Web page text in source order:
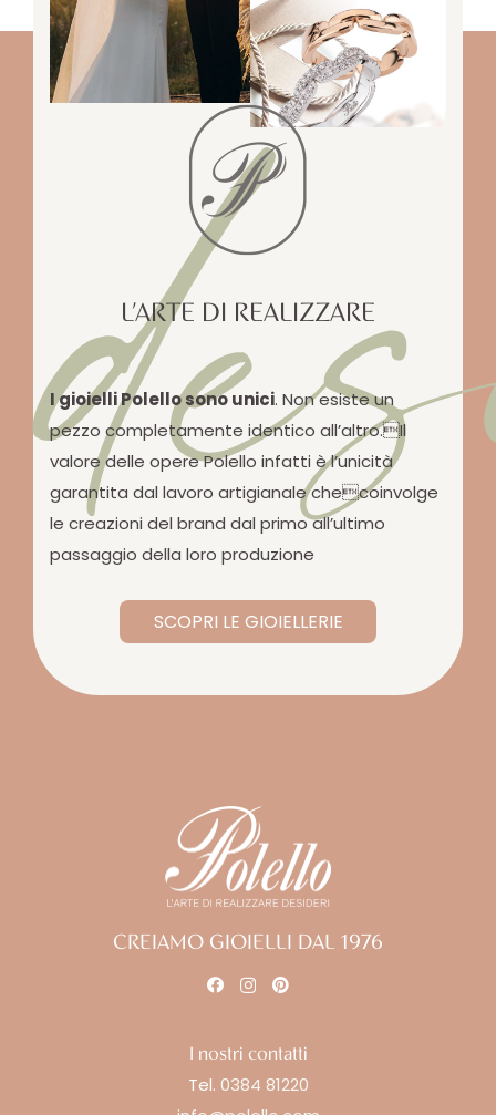
L’ARTE DI REALIZZARE
I gioielli Polello sono unici. Non esiste un
pezzo completamente identico all’altro.Il
valore delle opere Polello infatti è l’unicità
garantita dal lavoro artigianale checoinvolge
le creazioni del brand dal primo all’ultimo
passaggio della loro produzione
SCOPRI LE GIOIELLERIE
CREIAMO GIOIELLI DAL 1976
I nostri contatti
Tel. 0384 81220